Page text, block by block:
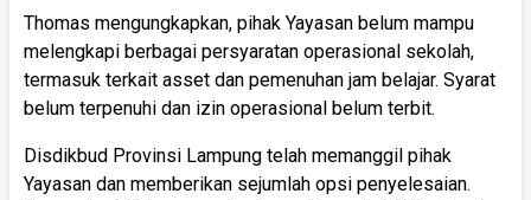
Thomas mengungkapkan, pihak Yayasan belum mampu
melengkapi berbagai persyaratan operasional sekolah,
termasuk terkait asset dan pemenuhan jam belajar. Syarat
belum terpenuhi dan izin operasional belum terbit.
Disdikbud Provinsi Lampung telah memanggil pihak
Yayasan dan memberikan sejumlah opsi penyelesaian.